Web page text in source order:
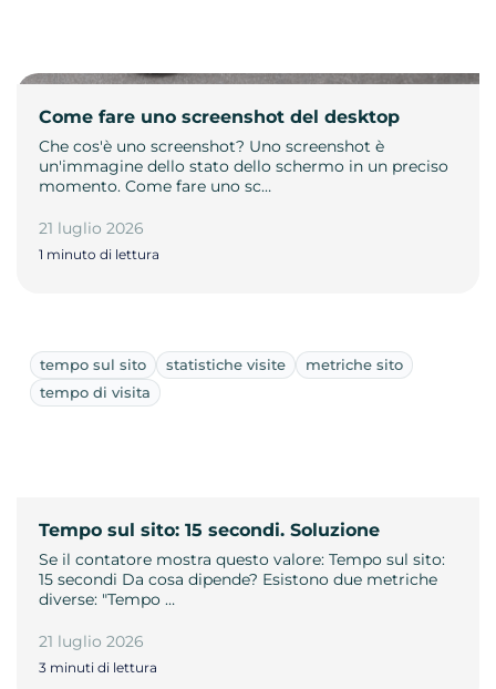
Come fare uno screenshot del desktop
Che cos'è uno screenshot? Uno screenshot è
un'immagine dello stato dello schermo in un preciso
momento. Come fare uno sc…
21 luglio 2026
1 minuto di lettura
tempo sul sito statistiche visite
metriche sito
tempo di visita
Tempo sul sito: 15 secondi. Soluzione
Se il contatore mostra questo valore: Tempo sul sito:
15 secondi Da cosa dipende? Esistono due metriche
diverse: "Tempo …
21 luglio 2026
3 minuti di lettura